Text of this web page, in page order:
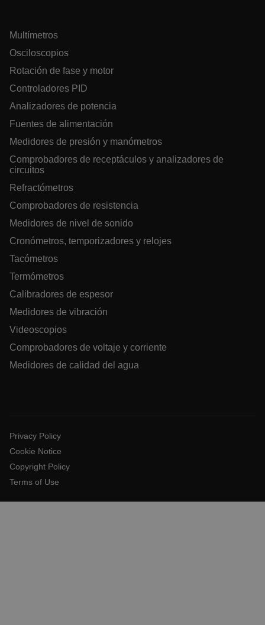
Multímetros
Osciloscopios
Rotación de fase y motor
Controladores PID
Analizadores de potencia
Fuentes de alimentación
Medidores de presión y manómetros
Comprobadores de receptáculos y analizadores de
circuitos
Refractómetros
Comprobadores de resistencia
Medidores de nivel de sonido
Cronómetros, temporizadores y relojes
Tacómetros
Termómetros
Calibradores de espesor
Medidores de vibración
Videoscopios
Comprobadores de voltaje y corriente
Medidores de calidad del agua
Privacy Policy
Cookie Notice
Copyright Policy
Terms of Use
.AspNetCore.OpenIdConnect.Nonce.[-
EPiServer_Commerce_AnonymousId
ARRAffinitySameSite
E3SessionID